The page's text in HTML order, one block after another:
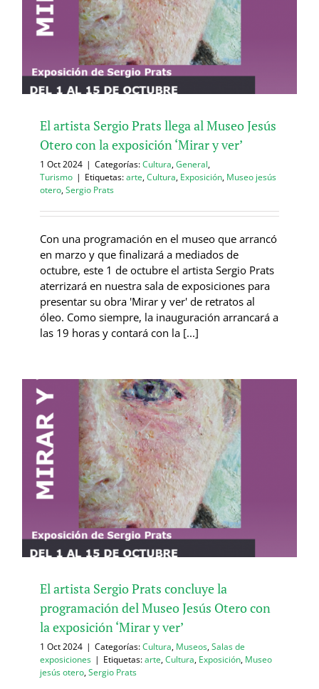
El artista Sergio Prats llega al Museo Jesús
Otero con la exposición ‘Mirar y ver’
1 Oct 2024 | Categorías:Cultura,General,
Turismo | Etiquetas:arte,Cultura, Exposición, Museo jesús
otero,Sergio Prats
Con una programación en el museo que arrancó
en marzo y que finalizará a mediados de
octubre, este 1 de octubre el artista Sergio Prats
aterrizará en nuestra sala de exposiciones para
presentar su obra 'Mirar y ver' de retratos al
óleo. Como siempre, la inauguración arrancará a
las 19 horas y contará con la [...]
El artista Sergio Prats concluye la
programación del Museo Jesús Otero con
la exposición ‘Mirar y ver’
1 Oct 2024 | Categorías:Cultura, Museos,Salas de
exposiciones | Etiquetas:arte,Cultura, Exposición, Museo
jesús otero,Sergio Prats